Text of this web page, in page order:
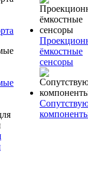
ёмкостные
сенсоры